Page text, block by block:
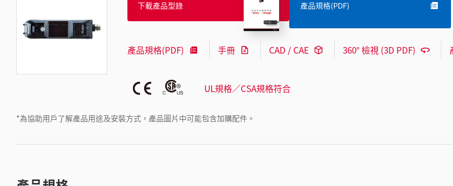
*為協助用戶了解產品用途及安裝方式，產品圖片中可能包含加購配件。
下載產品型錄 產品規格(PDF)
產品規格(PDF) 手冊 CAD / CAE 360° 檢視 (3D PDF)
UL規格／CSA規格符合